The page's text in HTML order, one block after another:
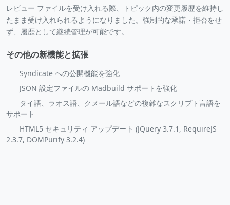
レビュー ファイルを受け入れる際、トピック内の変更履歴を維持し
たまま受け入れられるようになりました。強制的な承諾・拒否をせ
ず、履歴として継続管理が可能です。
その他の新機能と拡張
Syndicate への公開機能を強化
JSON 設定ファイルの Madbuild サポートを強化
タイ語、ラオス語、クメール語などの複雑なスクリプト言語を
サポート
HTML5 セキュリティ アップデート (JQuery 3.7.1, RequireJS
2.3.7, DOMPurify 3.2.4)